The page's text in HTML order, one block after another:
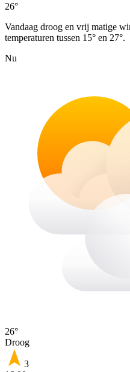
26°
Vandaag droog en vrij matige
temperaturen tussen 15° en 27°.
Nu
26°
Droog
3